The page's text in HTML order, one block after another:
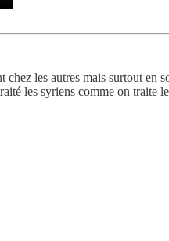
les autres mais surtout
les syriens comme on traite